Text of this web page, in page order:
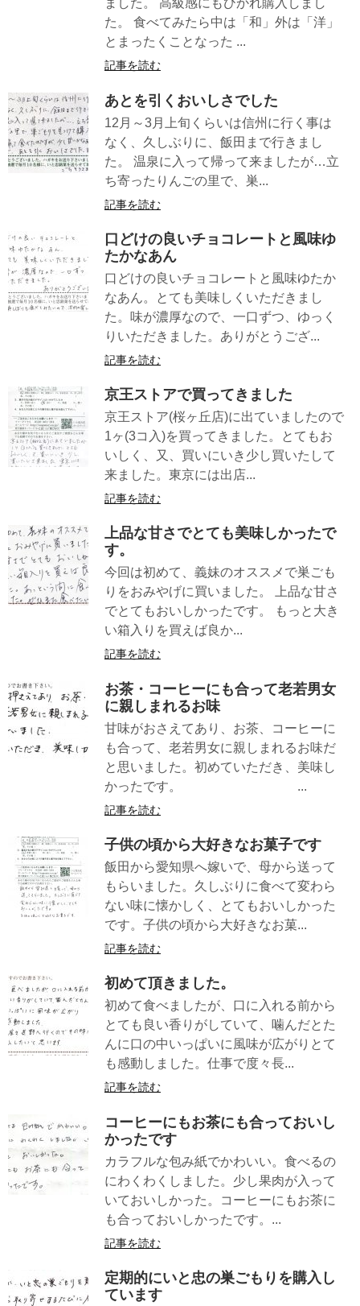
ました。 高級感にもひかれ購入しまし
た。 食べてみたら中は「和」外は「洋」
とまったくことなった ...
記事を読む
あとを引くおいしさでした
12月～3月上旬くらいは信州に行く事は
なく、久しぶりに、飯田まで行きまし
た。 温泉に入って帰って来ましたが…立
ち寄ったりんごの里で、巣...
記事を読む
口どけの良いチョコレートと風味ゆ
たかなあん
口どけの良いチョコレートと風味ゆたか
なあん。とても美味しくいただきまし
た。味が濃厚なので、一口ずつ、ゆっく
りいただきました。ありがとうござ...
記事を読む
京王ストアで買ってきました
京王ストア(桜ヶ丘店)に出ていましたので
1ヶ(3コ入)を買ってきました。とてもお
いしく、又、買いにいき少し買いたして
来ました。東京には出店...
記事を読む
上品な甘さでとても美味しかったで
す。
今回は初めて、義妹のオススメで巣ごも
りをおみやげに買いました。 上品な甘さ
でとてもおいしかったです。 もっと大き
い箱入りを買えば良か...
記事を読む
お茶・コーヒーにも合って老若男女
に親しまれるお味
甘味がおさえてあり、お茶、コーヒーに
も合って、老若男女に親しまれるお味だ
と思いました。初めていただき、美味し
かったです。 ...
記事を読む
子供の頃から大好きなお菓子です
飯田から愛知県へ嫁いで、母から送って
もらいました。久しぶりに食べて変わら
ない味に懐かしく、とてもおいしかった
です。子供の頃から大好きなお菓...
記事を読む
初めて頂きました。
初めて食べましたが、口に入れる前から
とても良い香りがしていて、噛んだとた
んに口の中いっぱいに風味が広がりとて
も感動しました。仕事で度々長...
記事を読む
コーヒーにもお茶にも合っておいし
かったです
カラフルな包み紙でかわいい。食べるの
にわくわくしました。少し果肉が入って
いておいしかった。コーヒーにもお茶に
も合っておいしかったです。...
記事を読む
定期的にいと忠の巣ごもりを購入し
ています